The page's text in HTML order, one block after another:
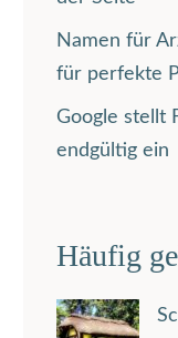
Namen für
für perfekte
Google stellt
endgültig ein
Häufig